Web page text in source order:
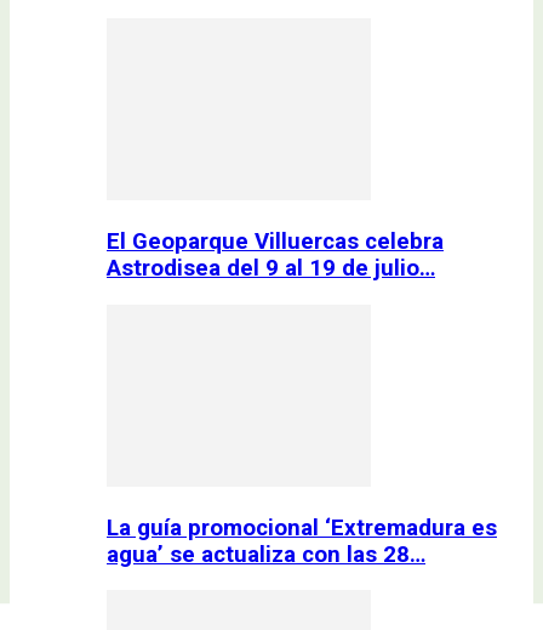
El Geoparque Villuercas celebra
Astrodisea del 9 al 19 de julio…
La guía promocional ‘Extremadura es
agua’ se actualiza con las 28…